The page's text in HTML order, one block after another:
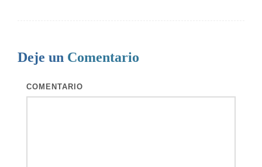
Deje un Comentario
COMENTARIO